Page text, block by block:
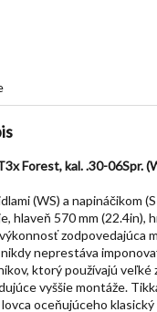
Forest, kal. .30-06Spr.
(WS) a napináčikom
hlaveň 570 mm (22.4in),
zodpovedajúca
neprestáva
ktorý používajú veľké
vyššie montáže.
oceňujúceho klasický